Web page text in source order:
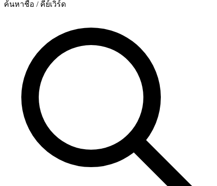
ค้นหาชื่อ / คีย์เวิร์ด